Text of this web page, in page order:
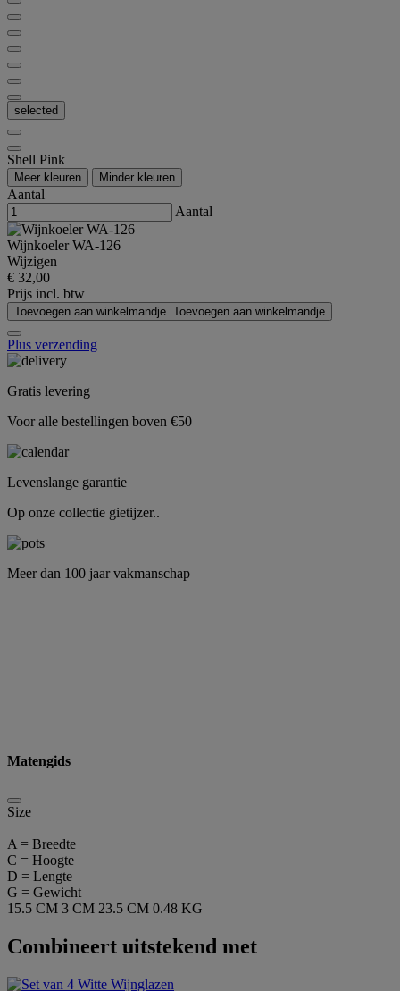
selected
Shell Pink
Meer kleuren Minder kleuren
Aantal
Aantal
Wijnkoeler WA-126
Wijzigen
€ 32,00
Prijs incl. btw
Toevoegen aan winkelmandje Toevoegen aan winkelmandje
Plus verzending
Gratis levering
Voor alle bestellingen boven €50
Levenslange garantie
Op onze collectie gietijzer..
Meer dan 100 jaar vakmanschap
Matengids
Size
A = Breedte
C = Hoogte
D = Lengte
G = Gewicht
15.5 CM 3 CM 23.5 CM 0.48 KG
Combineert uitstekend met